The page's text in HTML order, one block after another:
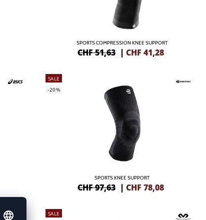
SPORTS COMPRESSION KNEE SUPPORT
CHF 51,63 | CHF 41,28
SALE
-20%
SPORTS KNEE SUPPORT
CHF 97,63 | CHF 78,08
SALE